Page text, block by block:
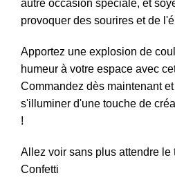
autre occasion spéciale, et
provoquer des sourires et de
Apportez une explosion de
humeur à votre espace avec
Commandez dès maintenant
s'illuminer d'une touche de
!
Allez voir sans plus attendre le
Confetti